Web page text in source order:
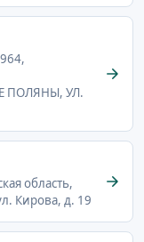
ПОЛЯНЫ, УЛ.
область,
Кирова, д. 19